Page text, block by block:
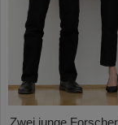
Zwei junge